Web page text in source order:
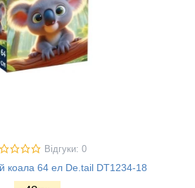
Відгуки: 0
коала 64 ел De.tail DT1234-18